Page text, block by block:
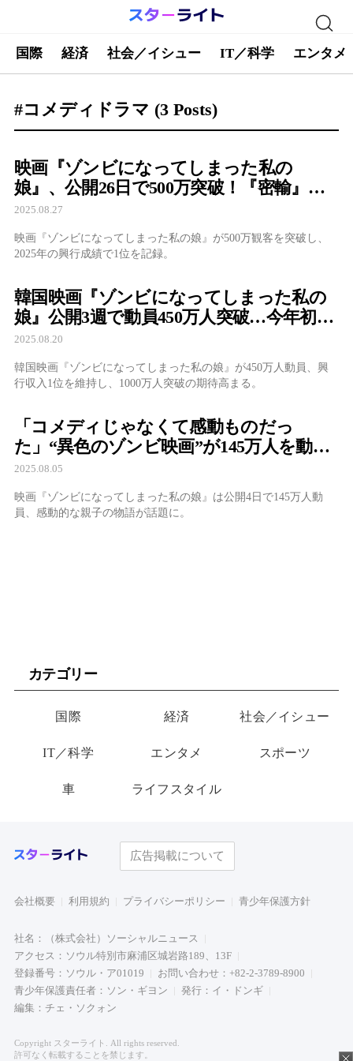
国際 経済 社会／イシュー IT／科学 エンタメ
#コメディドラマ (3 Posts)
映画『ゾンビになってしまった私の
娘』、公開26日で500万突破！『密輸』
『パイロット』を粉砕する異例のスピー
ド
2025.08.27
映画『ゾンビになってしまった私の娘』が500万観客を突破し、
2025年の興行成績で1位を記録。
韓国映画『ゾンビになってしまった私の
娘』公開3週で動員450万人突破…今年初の
1000万超えなるか
2025.08.20
韓国映画『ゾンビになってしまった私の娘』が450万人動員、興
行収入1位を維持し、1000万人突破の期待高まる。
「コメディじゃなくて感動ものだっ
た」“異色のゾンビ映画”が145万人を動
員、4日連続首位獲得！
2025.08.05
映画『ゾンビになってしまった私の娘』は公開4日で145万人動
員、感動的な親子の物語が話題に。
カテゴリー
国際 経済 社会／イシュー
IT／科学 エンタメ スポーツ
車 ライフスタイル
広告掲載について
会社概要 利用規約 プライバシーポリシー 青少年保護方針
社名：（株式会社）ソーシャルニュース
アクセス：ソウル特別市麻浦区城岩路189、13F
登録番号：ソウル・ア01019
お問い合わせ：+82-2-3789-8900
青少年保護責任者：ソン・ギヨン
発行：イ・ドンギ
編集：チェ・ソクォン
Copyright スターライト. All rights reserved.
許可なく転載することを禁じます。